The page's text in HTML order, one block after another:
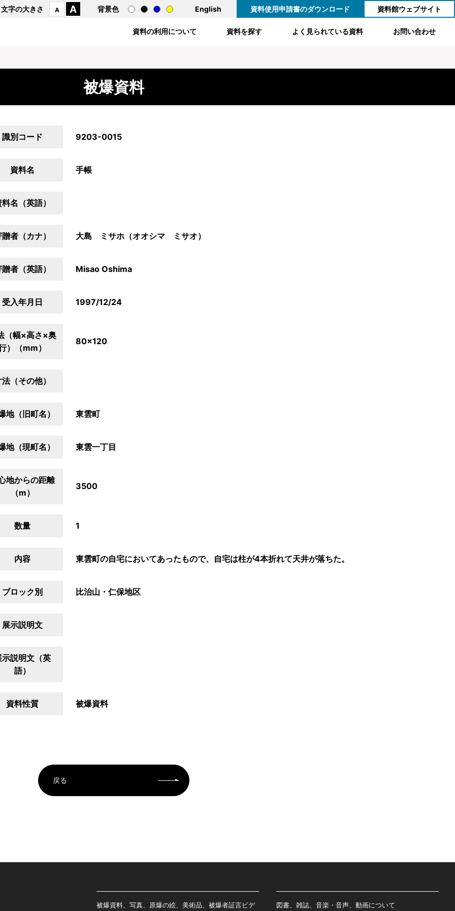
文字の大きさ A A 背景色 English 資料使用申請書のダウンロード 資料館ウェブサイト
資料の利用について 資料を探す よく見られている資料 お問い合わせ
被爆資料
識別コード 9203-0015
資料名 手帳
名（英語）
者（カナ） 大島 ミサホ（オオシマ ミサオ）
者（英語） Misao Oshima
受入年月日 1997/12/24
（幅×高さ×奥
）（mm）
80×120
（その他）
地（旧町名） 東雲町
地（現町名） 東雲一丁目
地からの距離
（m）
3500
数量 1
内容 東雲町の自宅においてあったもので、自宅は柱が4本折れて天井が落ちた。
ブロック別 比治山・仁保地区
展示説明文
示説明文（英
語）
資料性質 被爆資料
戻る
被爆資料、写真、原爆の絵、美術品、被爆者証言ビデ 図書、雑誌、音楽・音声、動画について